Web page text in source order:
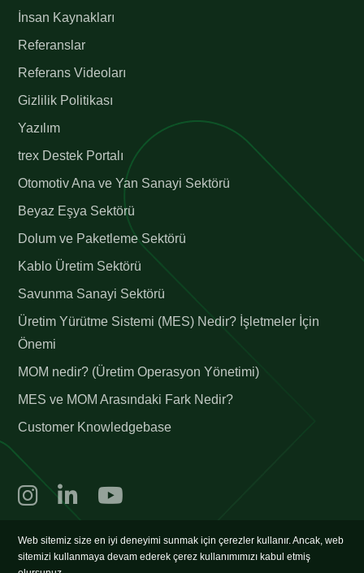
İnsan Kaynakları
Referanslar
Referans Videoları
Gizlilik Politikası
Yazılım
trex Destek Portalı
Otomotiv Ana ve Yan Sanayi Sektörü
Beyaz Eşya Sektörü
Dolum ve Paketleme Sektörü
Kablo Üretim Sektörü
Savunma Sanayi Sektörü
Üretim Yürütme Sistemi (MES) Nedir? İşletmeler İçin
Önemi
MOM nedir? (Üretim Operasyon Yönetimi)
MES ve MOM Arasındaki Fark Nedir?
Customer Knowledgebase
©2026 trex, tüm hakları saklıdır.
Web sitemiz size en iyi deneyimi sunmak için çerezler kullanır. Ancak, web
sitemizi kullanmaya devam ederek çerez kullanımımızı kabul etmiş